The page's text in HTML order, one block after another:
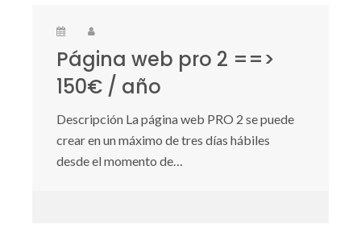
Página web pro 2 ==>
150€ / año
Descripción La página web PRO 2 se puede
crear en un máximo de tres días hábiles
desde el momento de…